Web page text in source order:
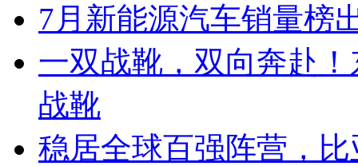
7月新能源汽车销量榜
一双战靴，双向奔赴
战靴
稳居全球百强阵营，